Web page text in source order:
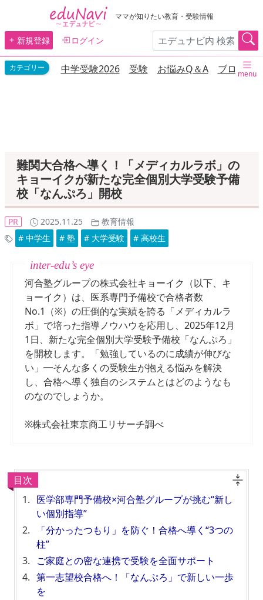
ママが知りたい教育・受験情報
新規登録 ログイン
中学受験2026 受験 お悩みQ＆A ブログmenu
難関大合格へ導く！「メディカルラボ」の
キョーイクが新たな完全個別大学受験予備
校「なんぷろ」開校
PR 2025.11.25
教育情報
# 中学生
# 塾 # 大学受験 # 高校生
河合塾グループの株式会社キョーイク（以下、キ
ョーイク）は、医系専門予備校で合格者数
No.1（※）の圧倒的な実績を誇る「メディカルラ
ボ」で培った指導ノウハウを応用し、2025年12月
1日、新たな完全個別大学受験予備校「なんぷろ」
を開校します。「勉強しているのに成績が伸びな
い」━そんな多くの受験生が抱える悩みを解決
し、合格へ導く独自のシステムとはどのようなも
のなのでしょうか。
※株式会社東京商工リサーチ調べ
目次
医学部専門予備校×河合塾グループが挑む“新し
い個別指導”
「分かったつもり」を防ぐ！合格へ導く“3つの
柱”
ご家庭との密な連携で受験を全面サポート
第一志望校合格へ！「なんぷろ」で新しい一歩
を